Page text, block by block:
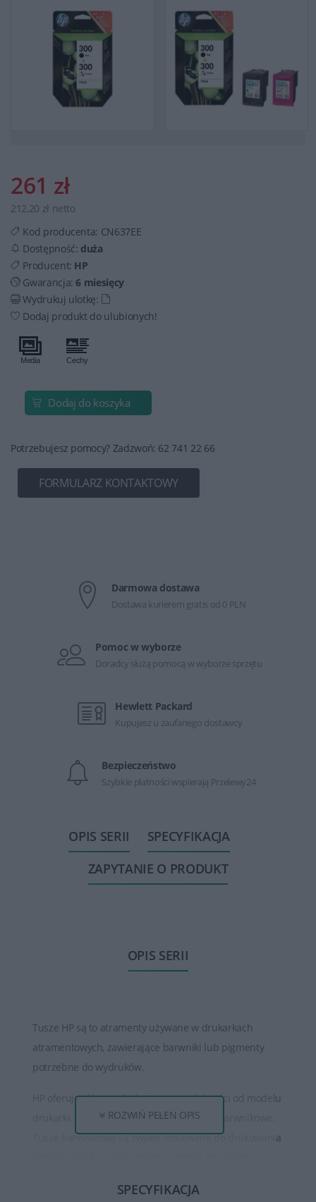
261 zł
212,20 zł netto
Kod producenta: CN637EE
Dostępność: duża
Producent: HP
Gwarancja:6 miesięcy
Wydrukuj ulotkę:
Dodaj produkt do ulubionych!
Dodaj do koszyka
Potrzebujesz pomocy? Zadzwoń: 62 741 22 66
FORMULARZ KONTAKTOWY
Darmowa dostawa
Dostawa kurierem gratis od 0 PLN
Pomoc w wyborze
Doradcy służą pomocą w wyborze sprzętu
Hewlett Packard
Kupujesz u zaufanego dostawcy
Bezpieczeństwo
Szybkie płatności wspierają Przelewy24
OPIS SERII
SPECYFIKACJA
ZAPYTANIE O PRODUKT
OPIS SERII
Tusze HP są to atramenty używane w drukarkach
atramentowych, zawierające barwniki lub pigmenty
potrzebne do wydruków.
HP oferuje różne rodzaje tuszy, w zależności od modelu
drukarki. Istnieją tusze pigmentowe oraz barwnikowe.
Tusze barwnikowe są zwykle stosowane do drukowania
światło, co sprawia, że są idealne do drukowania
ROZWIŃ PEŁEN OPIS
SPECYFIKACJA